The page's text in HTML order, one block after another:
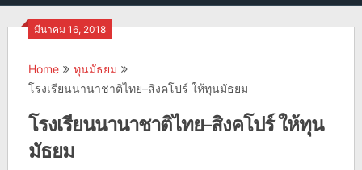
มีนาคม 16, 2018
Home
ทุนมัธยม
โรงเรียนนานาชาติไทย–สิงคโปร์ ให้ทุนมัธยม
โรงเรียนนานาชาติไทย–สิงคโปร์ ให้ทุน
มัธยม